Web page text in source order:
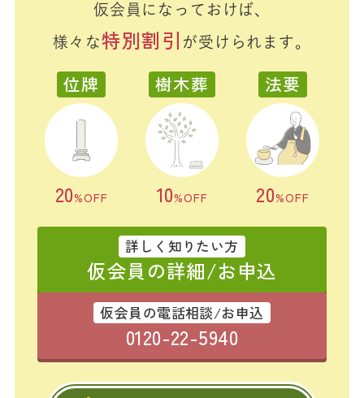
仮会員になっておけば、
様々な特別割引 が受けられます。
位牌
20%OFF
樹木葬
10%OFF
法要
20%OFF
詳しく知りたい方
仮会員の詳細/お申込
仮会員の電話相談/お申込
0120-22-5940